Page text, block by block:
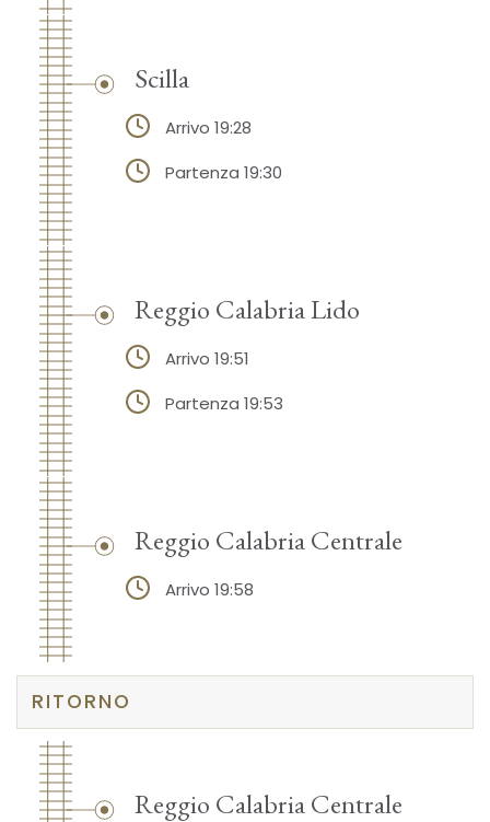
Scilla
Arrivo 19:28
Partenza 19:30
Reggio Calabria Lido
Arrivo 19:51
Partenza 19:53
Reggio Calabria Centrale
Arrivo 19:58
RITORNO
Reggio Calabria Centrale